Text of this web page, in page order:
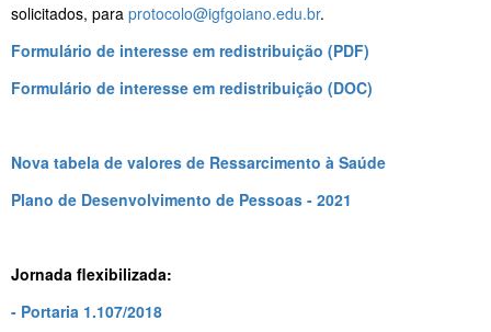
solicitados, para protocolo@igfgoiano.edu.br.
Formulário de interesse em redistribuição (PDF)
Formulário de interesse em redistribuição (DOC)
Nova tabela de valores de Ressarcimento à Saúde
Plano de Desenvolvimento de Pessoas - 2021
Jornada flexibilizada:
- Portaria 1.107/2018